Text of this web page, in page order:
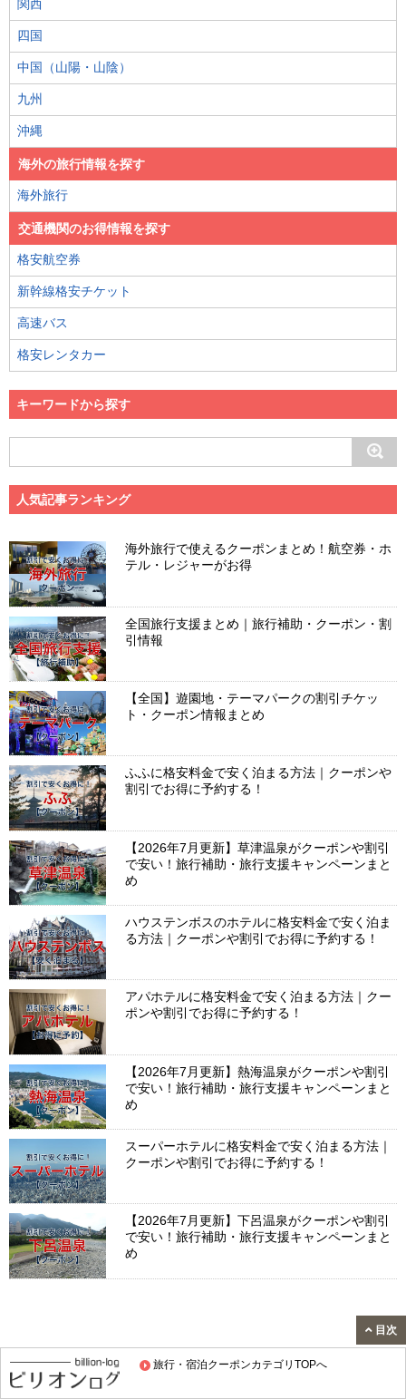
旅行・宿泊クーポンカテゴリTOPへ
関西
四国
中国（山陽・山陰）
九州
沖縄
海外の旅行情報を探す
海外旅行
交通機関のお得情報を探す
格安航空券
新幹線格安チケット
高速バス
格安レンタカー
キーワードから探す
人気記事ランキング
海外旅行で使えるクーポンまとめ！航空券・ホ
テル・レジャーがお得
全国旅行支援まとめ｜旅行補助・クーポン・割
引情報
【全国】遊園地・テーマパークの割引チケッ
ト・クーポン情報まとめ
ふふに格安料金で安く泊まる方法｜クーポンや
割引でお得に予約する！
【2026年7月更新】草津温泉がクーポンや割引
で安い！旅行補助・旅行支援キャンペーンまと
め
ハウステンボスのホテルに格安料金で安く泊ま
る方法｜クーポンや割引でお得に予約する！
アパホテルに格安料金で安く泊まる方法｜クー
ポンや割引でお得に予約する！
【2026年7月更新】熱海温泉がクーポンや割引
で安い！旅行補助・旅行支援キャンペーンまと
め
スーパーホテルに格安料金で安く泊まる方法｜
クーポンや割引でお得に予約する！
【2026年7月更新】下呂温泉がクーポンや割引
で安い！旅行補助・旅行支援キャンペーンまと
め
目次